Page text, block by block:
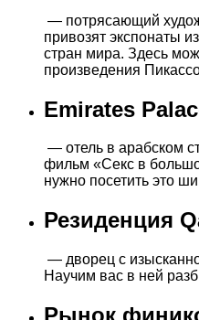
— потрясающий
привозят экспонаты
стран мира. Здесь
произведения
Emirates
— отель в арабском
фильм «Секс в
нужно посетить это
Резиденция
— дворец с
Научим вас в ней